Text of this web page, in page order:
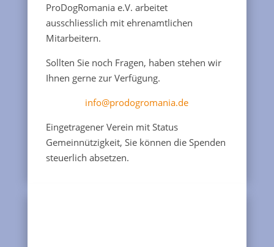
ProDogRomania e.V. arbeitet
ausschliesslich mit ehrenamtlichen
Mitarbeitern.
Sollten Sie noch Fragen, haben stehen wir
Ihnen gerne zur Verfügung.
info@prodogromania.de
Eingetragener Verein mit Status
Gemeinnützigkeit, Sie können die Spenden
steuerlich absetzen.